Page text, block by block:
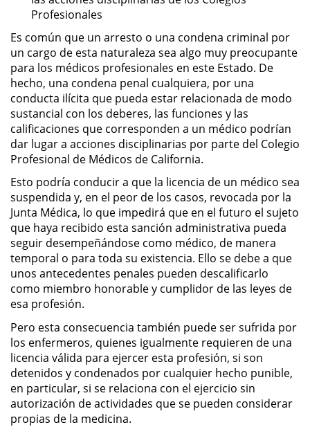
14 años
Leyes de DUI en el Estado de
California
Segunda Ofensa de DUI
Tercera Ofensa de DUI
Violencia Domestica
Abuso de Ancianos y Adultos
Dependientes
Acecho
Agresión Doméstica
Amenazas Criminales
Lesión Corporal a un Cónyuge
Negligencia Infantil
Orden de Protección de
Profesionales
Es común que un arresto o una condena criminal por
un cargo de esta naturaleza sea algo muy preocupante
para los médicos profesionales en este Estado. De
hecho, una condena penal cualquiera, por una
conducta ilícita que pueda estar relacionada de modo
sustancial con los deberes, las funciones y las
calificaciones que corresponden a un médico podrían
dar lugar a acciones disciplinarias por parte del Colegio
Profesional de Médicos de California.
Esto podría conducir a que la licencia de un médico sea
suspendida y, en el peor de los casos, revocada por la
Junta Médica, lo que impedirá que en el futuro el sujeto
que haya recibido esta sanción administrativa pueda
seguir desempeñándose como médico, de manera
temporal o para toda su existencia. Ello se debe a que
unos antecedentes penales pueden descalificarlo
como miembro honorable y cumplidor de las leyes de
esa profesión.
Pero esta consecuencia también puede ser sufrida por
los enfermeros, quienes igualmente requieren de una
licencia válida para ejercer esta profesión, si son
detenidos y condenados por cualquier hecho punible,
en particular, si se relaciona con el ejercicio sin
autorización de actividades que se pueden considerar
propias de la medicina.